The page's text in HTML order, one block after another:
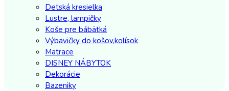
Detská kresielka
Lustre, lampičky
Koše pre bábätká
Výbavičky do košov,kolísok
Matrace
DISNEY NÁBYTOK
Dekorácie
Bazeniky